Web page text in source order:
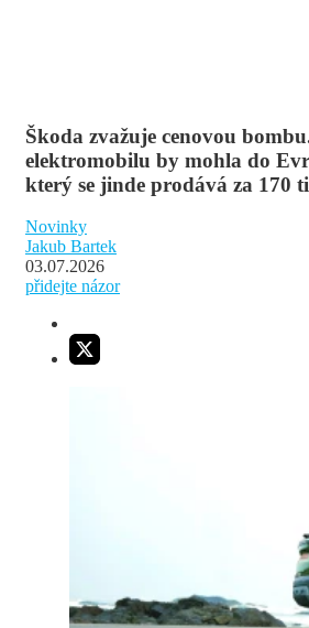
Škoda zvažuje cenovou
elektromobilu by mohla do
který se jinde prodává za 170
Novinky
Jakub Bartek
03.07.2026
přidejte názor